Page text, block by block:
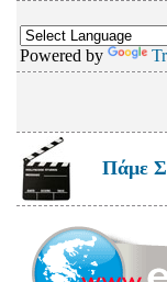
Powered by
Πάμε